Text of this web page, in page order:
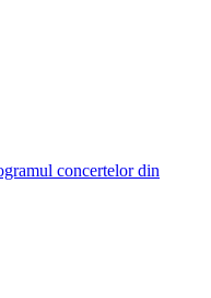
concertelor din